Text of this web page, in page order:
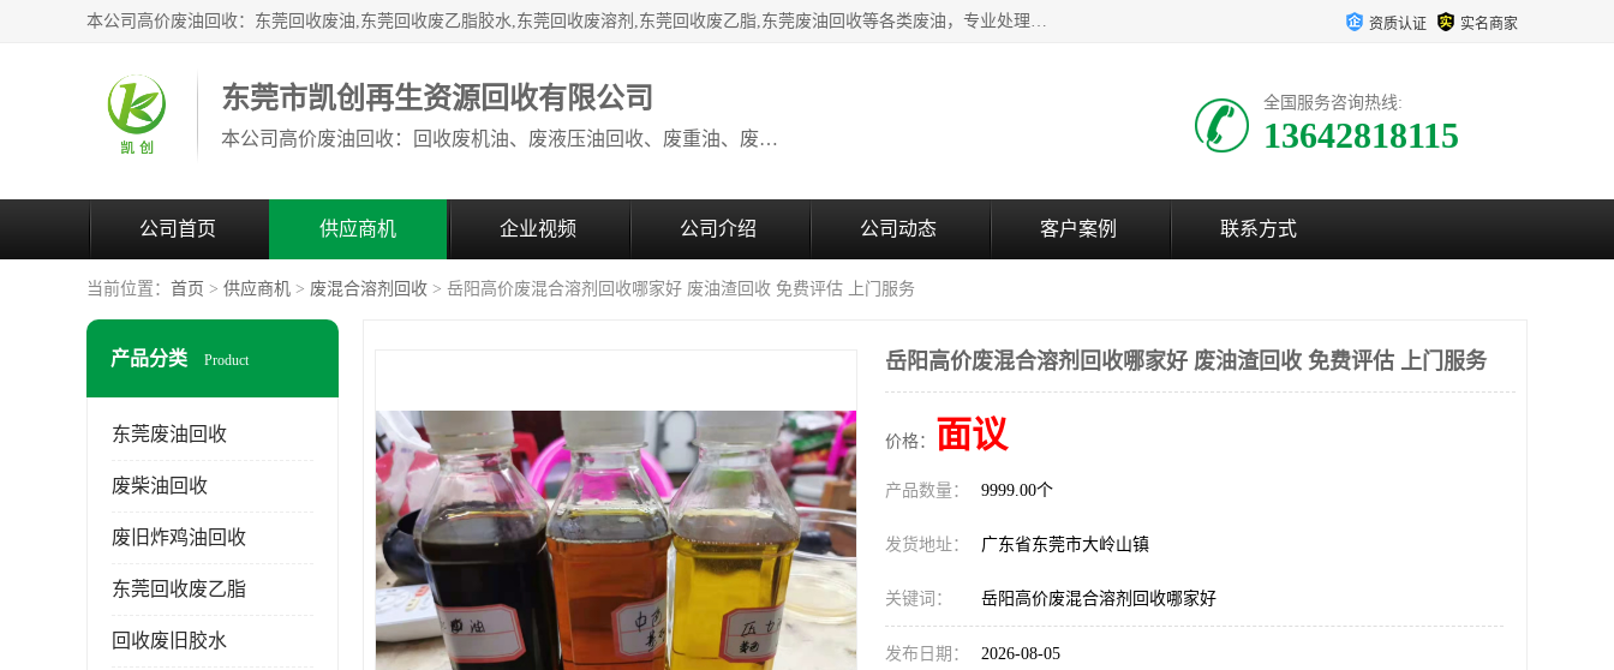
本公司高价废油回收：东莞回收废油,东莞回收废乙脂胶水,东莞回收废溶剂,东莞回收废乙脂,东莞废油回收等各类废油，专业处理从事化工产品研发与销售的综合型高科技服务性企业。我公司自成立以来，一直秉承“科技创新，立足诚信，感恩于心”的理念，力求设计与客户合作共赢的局面。在广大新老客户的大力支持下，我公司员工经过不懈努力，公司已快速发展成为国内知名化工企业。 资质认证 实名商家
东莞市凯创再生资源回收有限公司
本公司高价废油回收：回收废机油、废液压油回收、废重油、废食用油回收、废导热油、废、废油漆、废UV光油、废清、废白矿油、废变压器油
全国服务咨询热线:
13642818115
公司首页 供应商机 企业视频 公司介绍 公司动态 客户案例 联系方式
当前位置： 首页 > 供应商机 > 废混合溶剂回收 > 岳阳高价废混合溶剂回收哪家好 废油渣回收 免费评估 上门服务
产品分类 Product
东莞废油回收
废柴油回收
废旧炸鸡油回收
东莞回收废乙脂
回收废旧胶水
岳阳高价废混合溶剂回收哪家好 废油渣回收 免费评估 上门服务
价格： 面议
产品数量： 9999.00个
发货地址： 广东省东莞市大岭山镇
关键词： 岳阳高价废混合溶剂回收哪家好
发布日期： 2026-08-05